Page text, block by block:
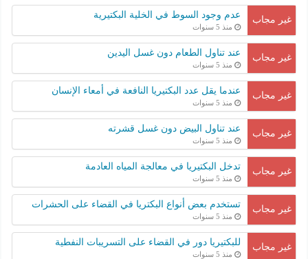
غير مجاب عدم وجود السوط في الخلية البكتيرية
منذ 5 سنوات
غير مجاب عند تناول الطعام دون غسل اليدين
منذ 5 سنوات
غير مجاب عندما يقل عدد البكتيريا النافعة في أمعاء الإنسان
منذ 5 سنوات
غير مجاب عند تناول البيض دون غسل قشرته
منذ 5 سنوات
غير مجاب تدخل البكتيريا في معالجة المياه العادمة
منذ 5 سنوات
غير مجاب تستخدم بعض أنواع البكتريا في القضاء على الحشرات
منذ 5 سنوات
غير مجاب للبكتيريا دور في القضاء على التسريبات النفطية
منذ 5 سنوات